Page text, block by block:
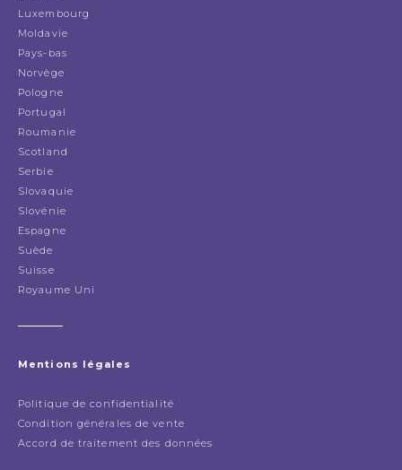
Luxembourg
Moldavie
Pays-bas
Norvège
Pologne
Portugal
Roumanie
Scotland
Serbie
Slovaquie
Slovénie
Espagne
Suède
Suisse
Royaume Uni
Mentions légales
Politique de confidentialité
Condition générales de vente
Accord de traitement des données